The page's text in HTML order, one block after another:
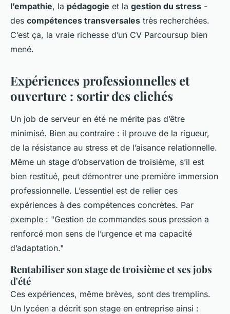
l’empathie, la pédagogie et la gestion du stress -
des compétences transversales très recherchées.
C’est ça, la vraie richesse d’un CV Parcoursup bien
mené.
Expériences professionnelles et
ouverture : sortir des clichés
Un job de serveur en été ne mérite pas d’être
minimisé. Bien au contraire : il prouve de la rigueur,
de la résistance au stress et de l’aisance relationnelle.
Même un stage d’observation de troisième, s’il est
bien restitué, peut démontrer une première immersion
professionnelle. L’essentiel est de relier ces
expériences à des compétences concrètes. Par
exemple : "Gestion de commandes sous pression a
renforcé mon sens de l’urgence et ma capacité
d’adaptation."
Rentabiliser son stage de troisième et ses jobs
d'été
Ces expériences, même brèves, sont des tremplins.
Un lycéen a décrit son stage en entreprise ainsi :